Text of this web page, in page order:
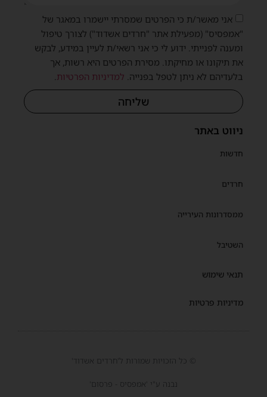
ניווט באתר
חדשות
חרדים
ממסדרונות העירייה
השטיבל
תנאי שימוש
מדיניות פרטיות
אני מאשר/ת כי הפרטים שמסרתי יישמרו במאגר של
"אמפסיס" (מפעילת אתר "חרדים אשדוד") לצורך טיפול
ומענה לפנייתי. ידוע לי כי אני רשאי/ת לעיין במידע, לבקש
את תיקונו או מחיקתו. מסירת הפרטים היא רשות, אך
בלעדיהם לא ניתן לטפל בפנייה. למדיניות הפרטיות.
שליחה
© כל הזכויות שמורות ל'חרדים אשדוד'
נבנה ע"י 'אמפסיס - פרסום'